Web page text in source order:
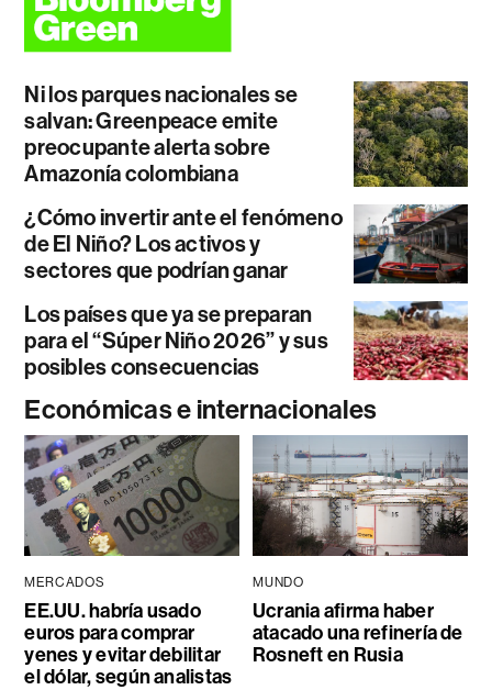
Ni los parques nacionales se
salvan: Greenpeace emite
preocupante alerta sobre
Amazonía colombiana
¿Cómo invertir ante el fenómeno
de El Niño? Los activos y
sectores que podrían ganar
Los países que ya se preparan
para el “Súper Niño 2026” y sus
posibles consecuencias
Económicas e internacionales
MERCADOS
EE.UU. habría usado
euros para comprar
yenes y evitar debilitar
el dólar, según analistas
MUNDO
Ucrania afirma haber
atacado una refinería de
Rosneft en Rusia